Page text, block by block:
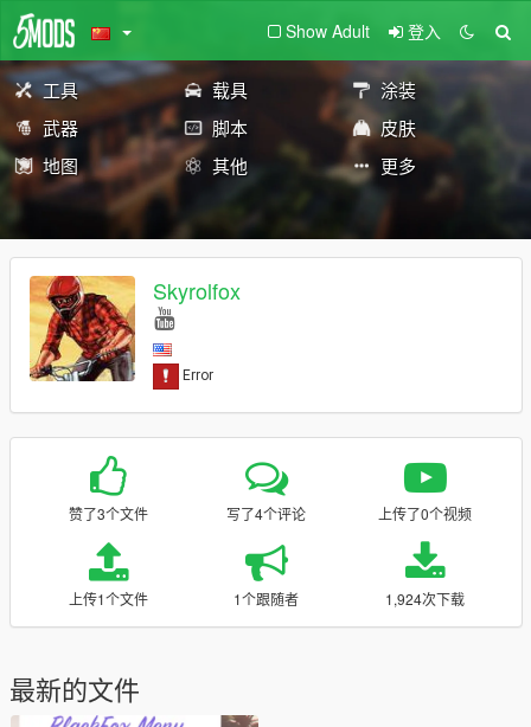
Show Adult 登入
工具 载具
涂装
武器
脚本
皮肤
地图
其他 更多
Skyrolfox
赞了3个文件 写了4个评论 上传了0个视频
上传1个文件 1个跟随者 1,924次下载
最新的文件